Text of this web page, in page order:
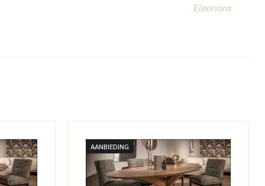
Eleonora
AANBIEDING